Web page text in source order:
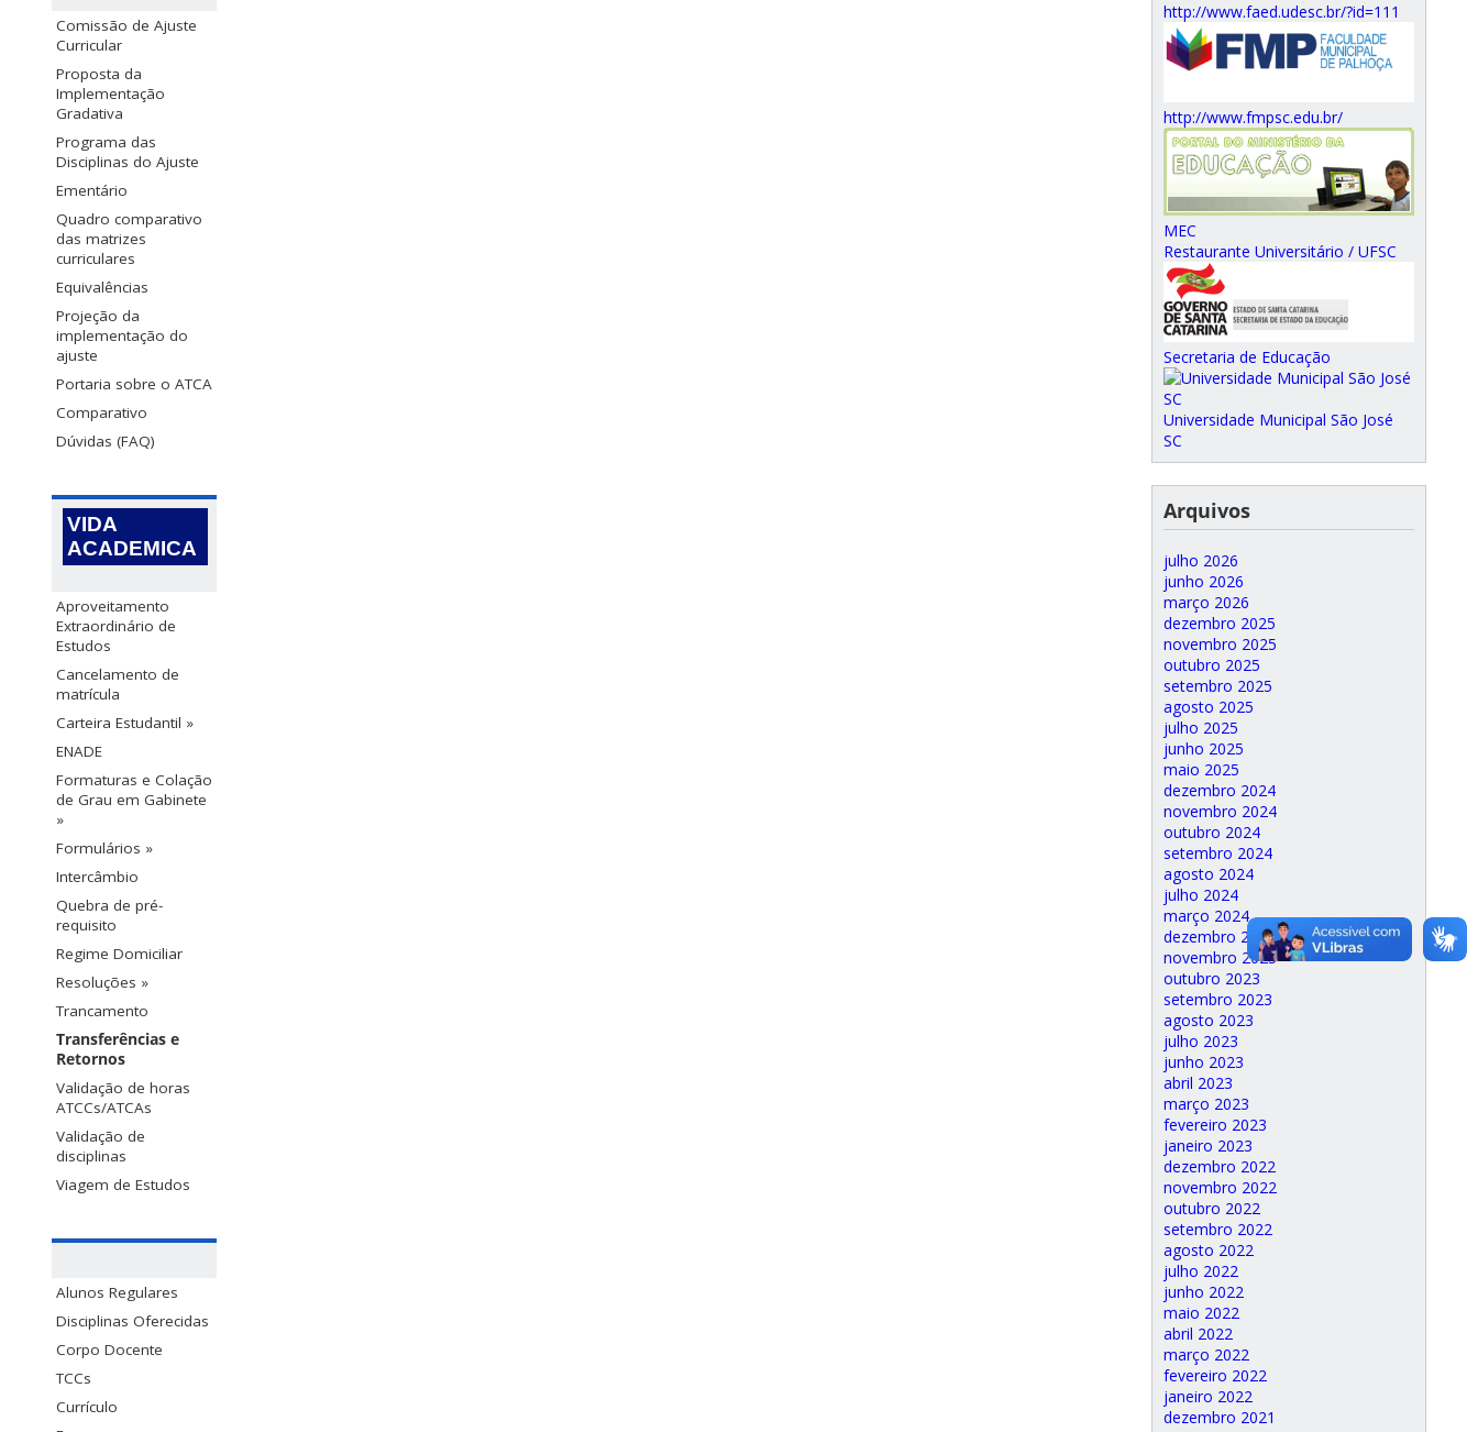
Comissão de Ajuste
Curricular
Proposta da
Implementação
Gradativa
Programa das
Disciplinas do Ajuste
Ementário
Quadro comparativo
das matrizes
curriculares
Equivalências
Projeção da
implementação do
ajuste
Portaria sobre o ATCA
Comparativo
Dúvidas (FAQ)
VIDA
ACADEMICA
Aproveitamento
Extraordinário de
Estudos
Cancelamento de
matrícula
Carteira Estudantil »
ENADE
Formaturas e Colação
de Grau em Gabinete
»
Formulários »
Intercâmbio
Quebra de pré-
requisito
Regime Domiciliar
Resoluções »
Trancamento
Transferências e
Retornos
Validação de horas
ATCCs/ATCAs
Validação de
disciplinas
Viagem de Estudos
Alunos Regulares
Disciplinas Oferecidas
Corpo Docente
TCCs
Currículo
http://www.faed.udesc.br/?id=111
http://www.fmpsc.edu.br/
MEC
Restaurante Universitário / UFSC
Secretaria de Educação
Universidade Municipal São José
SC
Arquivos
julho 2026
junho 2026
março 2026
dezembro 2025
novembro 2025
outubro 2025
setembro 2025
agosto 2025
julho 2025
junho 2025
maio 2025
dezembro 2024
novembro 2024
outubro 2024
setembro 2024
agosto 2024
julho 2024
março 2024
dezembro 2023
novembro 2023
outubro 2023
setembro 2023
agosto 2023
julho 2023
junho 2023
abril 2023
março 2023
fevereiro 2023
janeiro 2023
dezembro 2022
novembro 2022
outubro 2022
setembro 2022
agosto 2022
julho 2022
junho 2022
maio 2022
abril 2022
março 2022
fevereiro 2022
janeiro 2022
dezembro 2021